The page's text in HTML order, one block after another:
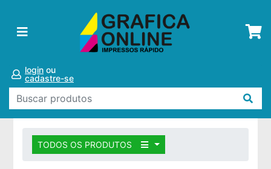
login ou
cadastre-se
TODOS OS PRODUTOS